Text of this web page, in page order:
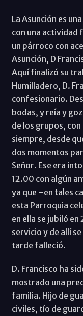
La Asunción es
con una actividad
un párroco con
Asunción, D
Aquí finalizó su
Humilladero, D.
confesionario.
bodas, y reía y
de los grupos,
siempre, desde
dos momentos
Señor. Ese era
12.00 con algún
ya que –en tales
esta Parroquia
en ella se jubiló
servicio y de allí
tarde falleció.
D. Francisco ha
mostrado una
familia. Hijo de
civiles, tío de